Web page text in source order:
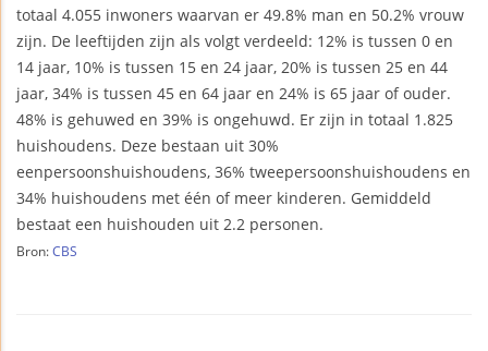
totaal 4.055 inwoners waarvan er 49.8% man en 50.2% vrouw
zijn. De leeftijden zijn als volgt verdeeld: 12% is tussen 0 en
14 jaar, 10% is tussen 15 en 24 jaar, 20% is tussen 25 en 44
jaar, 34% is tussen 45 en 64 jaar en 24% is 65 jaar of ouder.
48% is gehuwed en 39% is ongehuwd. Er zijn in totaal 1.825
huishoudens. Deze bestaan uit 30%
eenpersoonshuishoudens, 36% tweepersoonshuishoudens en
34% huishoudens met één of meer kinderen. Gemiddeld
bestaat een huishouden uit 2.2 personen.
Bron: CBS